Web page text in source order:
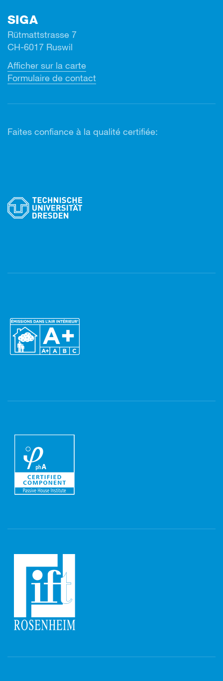
SIGA
Rütmattstrasse 7
CH-6017 Ruswil
Afficher sur la carte
Formulaire de contact
Faites confiance à la qualité certifiée: